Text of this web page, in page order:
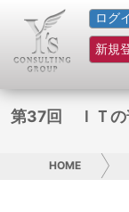
ログ
新規
HOME
サービス紹介
第37回 ＩＴの
HOME